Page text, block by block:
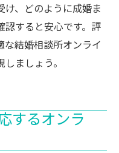
、どのように成婚ま
すると安心です。評
結婚相談所オンライ
ましょう。
するオンラ